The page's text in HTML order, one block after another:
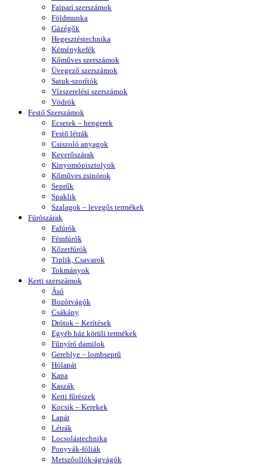
Faipari szerszámok
Földmunka
Gázégők
Hegesztéstechnika
Kéménykefék
Kőműves szerszámok
Üvegező szerszámok
Satuk-szorítók
Vízszerelési szerszámok
Vödrök
Festő Szerszámok
Ecsetek – hengerek
Festő létrák
Csiszoló anyagok
Keverőszárak
Kinyomópisztolyok
Kőműves zsinórok
Seprűk
Spaklik
Szalagok – levegős termékek
Fúrószárak
Fafúrók
Fémfúrók
Kőzetfúrók
Tiplik, Csavarok
Tokmányok
Kerti szerszámok
Ásó
Bozótvágók
Csákány
Drótok – Kerítések
Egyéb ház körüli termékek
Fűnyíró damilok
Gereblye – lombseprű
Hólapát
Kapa
Kaszák
Kerti fűrészek
Kocsik – Kerekek
Lapát
Létrák
Locsolástechnika
Ponyvák-fóliák
Metszőollók-ágvágók